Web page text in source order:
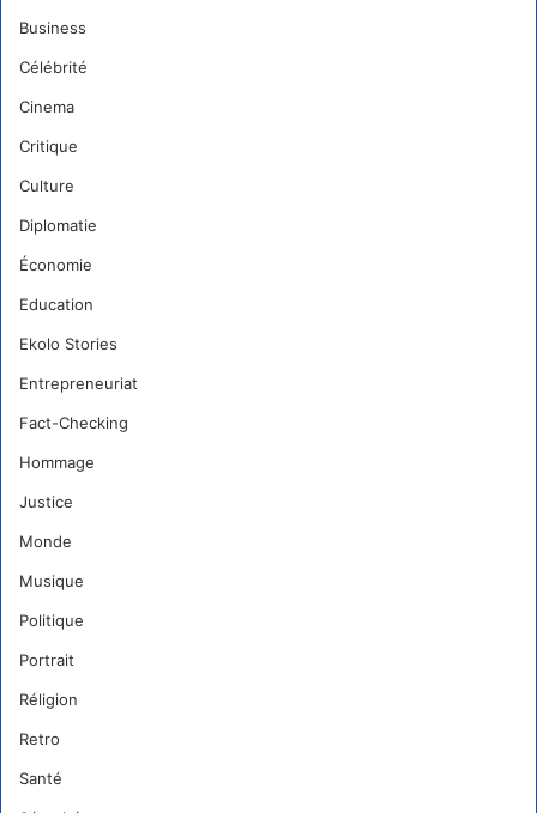
Business
Célébrité
Cinema
Critique
Culture
Diplomatie
Économie
Education
Ekolo Stories
Entrepreneuriat
Fact-Checking
Hommage
Justice
Monde
Musique
Politique
Portrait
Réligion
Retro
Santé